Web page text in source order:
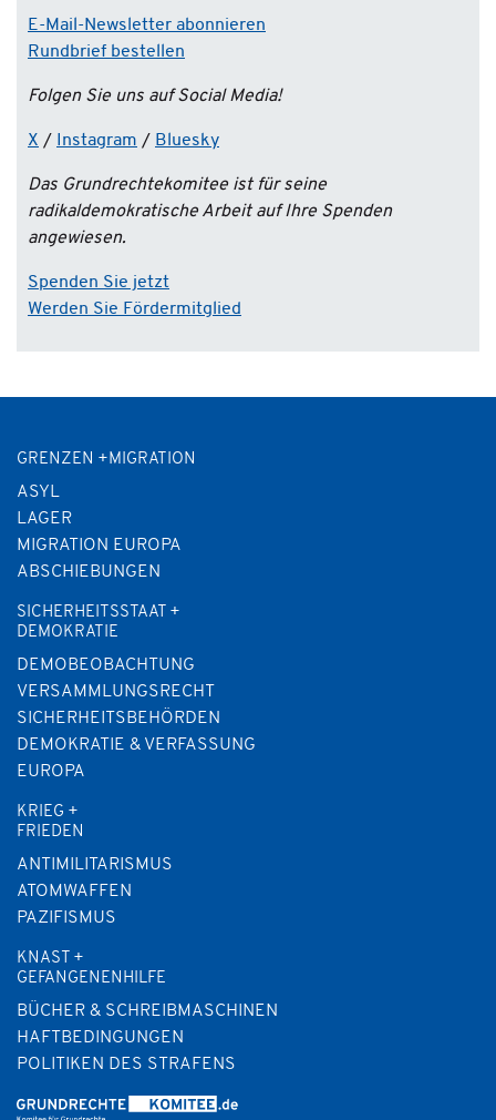
E-Mail-Newsletter abonnieren
Rundbrief bestellen
Folgen Sie uns auf Social Media!
X / Instagram / Bluesky
Das Grundrechtekomitee ist für seine
radikaldemokratische Arbeit auf Ihre Spenden
angewiesen.
Spenden Sie jetzt
Werden Sie Fördermitglied
GRENZEN +MIGRATION
ASYL
LAGER
MIGRATION EUROPA
ABSCHIEBUNGEN
SICHERHEITSSTAAT +
DEMOKRATIE
DEMOBEOBACHTUNG
VERSAMMLUNGSRECHT
SICHERHEITSBEHÖRDEN
DEMOKRATIE & VERFASSUNG
EUROPA
KRIEG +
FRIEDEN
ANTIMILITARISMUS
ATOMWAFFEN
PAZIFISMUS
KNAST +
GEFANGENENHILFE
BÜCHER & SCHREIBMASCHINEN
HAFTBEDINGUNGEN
POLITIKEN DES STRAFENS